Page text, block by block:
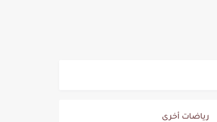
رياضات أخرى